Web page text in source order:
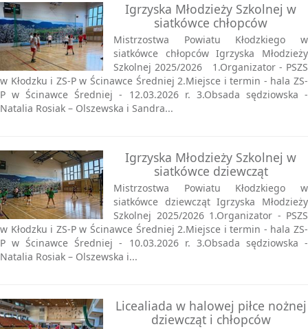
Igrzyska Młodzieży Szkolnej w
siatkówce chłopców
Mistrzostwa Powiatu Kłodzkiego w
siatkówce chłopców Igrzyska Młodzieży
Szkolnej 2025/2026 1.Organizator - PSZS
w Kłodzku i ZS-P w Ścinawce Średniej 2.Miejsce i termin - hala ZS-
P w Ścinawce Średniej - 12.03.2026 r. 3.Obsada sędziowska -
Natalia Rosiak – Olszewska i Sandra...
Igrzyska Młodzieży Szkolnej w
siatkówce dziewcząt
Mistrzostwa Powiatu Kłodzkiego w
siatkówce dziewcząt Igrzyska Młodzieży
Szkolnej 2025/2026 1.Organizator - PSZS
w Kłodzku i ZS-P w Ścinawce Średniej 2.Miejsce i termin - hala ZS-
P w Ścinawce Średniej - 10.03.2026 r. 3.Obsada sędziowska -
Natalia Rosiak – Olszewska i...
Licealiada w halowej piłce nożnej
dziewcząt i chłopców